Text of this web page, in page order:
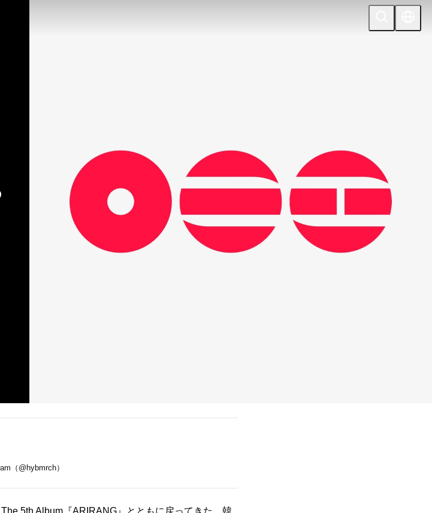
（@hybmrch）
5th Album『ARIRANG』とともに戻ってきた。韓